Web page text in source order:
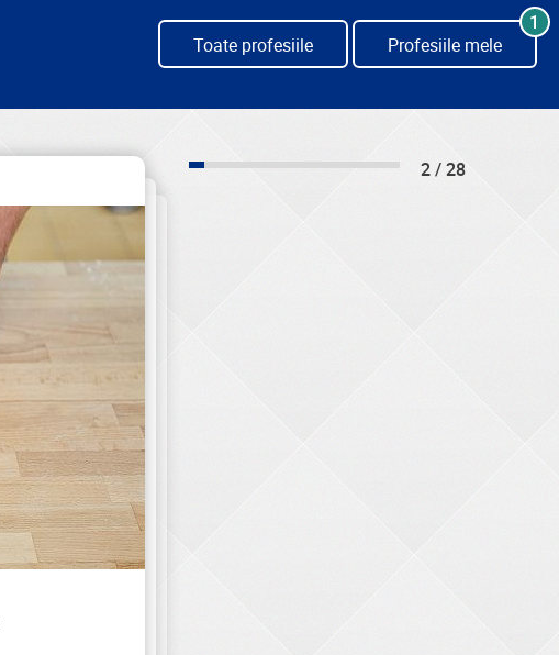
Toate profesiile Profesiile mele
1
2 / 28